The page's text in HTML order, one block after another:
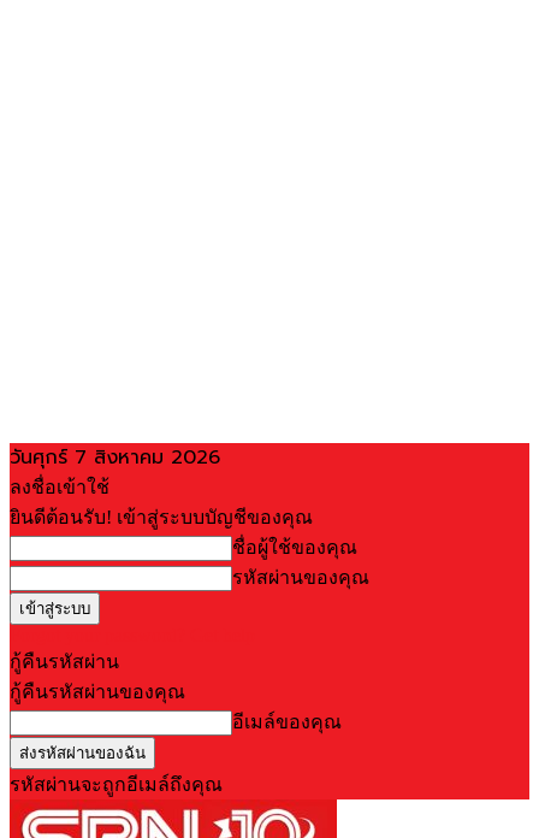
วันศุกร์ 7 สิงหาคม 2026
ลงชื่อเข้าใช้
ยินดีต้อนรับ! เข้าสู่ระบบบัญชีของคุณ
ชื่อผู้ใช้ของคุณ
รหัสผ่านของคุณ
กู้คืนรหัสผ่าน
กู้คืนรหัสผ่านของคุณ
อีเมล์ของคุณ
รหัสผ่านจะถูกอีเมล์ถึงคุณ